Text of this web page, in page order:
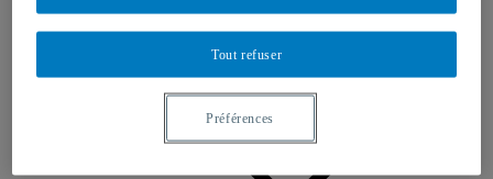
Événements à venir
Archives et bilans
Colloque international CRISES
Vidéos et baladodiffusions
Tout refuser
Préférences